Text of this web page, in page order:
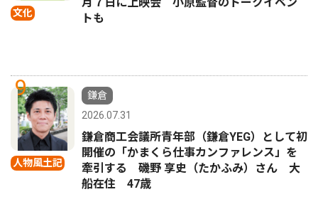
文化
トも
9
人物風土記
鎌倉
2026.07.31
鎌倉商工会議所青年部（鎌倉YEG）として初
開催の「かまくら仕事カンファレンス」を
牽引する 磯野 享史（たかふみ）さん 大
船在住 47歳